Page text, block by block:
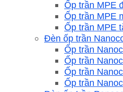
Ốp trần MPE
Ốp trần MPE
Ốp trần MPE
Đèn ốp trần
Ốp trần
Ốp trần
Ốp trần
Ốp trần